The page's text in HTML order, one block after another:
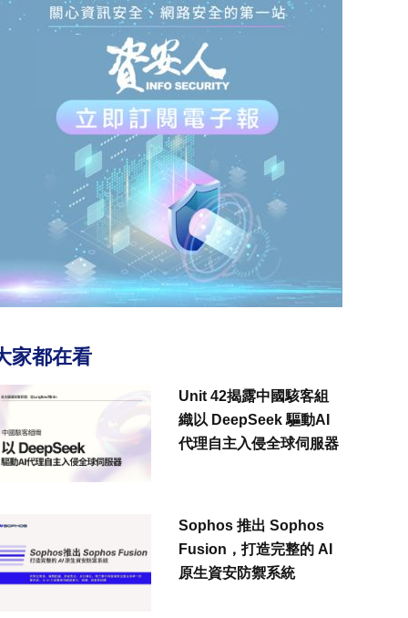
家都在看
Unit 42揭露中國駭客組
織以 DeepSeek 驅動AI
代理自主入侵全球伺服器
Sophos 推出 Sophos
Fusion，打造完整的 AI
原生資安防禦系統